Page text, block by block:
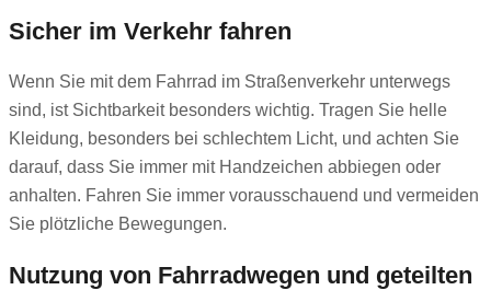
Sicher im Verkehr fahren
Wenn Sie mit dem Fahrrad im Straßenverkehr unterwegs
sind, ist Sichtbarkeit besonders wichtig. Tragen Sie helle
Kleidung, besonders bei schlechtem Licht, und achten Sie
darauf, dass Sie immer mit Handzeichen abbiegen oder
anhalten. Fahren Sie immer vorausschauend und vermeiden
Sie plötzliche Bewegungen.
Nutzung von Fahrradwegen und geteilten